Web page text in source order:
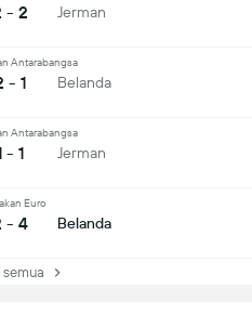
- 2 Jerman
Antarabangsa
- 1 Belanda
Antarabangsa
- 1 Jerman
Euro
- 4 Belanda